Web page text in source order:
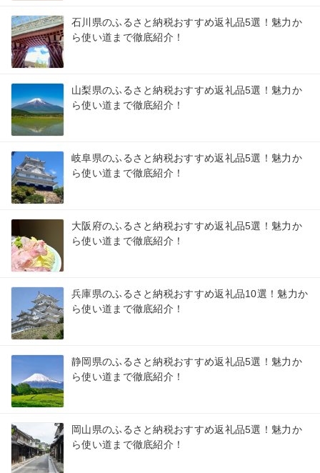
石川県のふるさと納税おすすめ返礼品5選！魅力か
ら使い道まで徹底紹介！
山梨県のふるさと納税おすすめ返礼品5選！魅力か
ら使い道まで徹底紹介！
岐阜県のふるさと納税おすすめ返礼品5選！魅力か
ら使い道まで徹底紹介！
大阪府のふるさと納税おすすめ返礼品5選！魅力か
ら使い道まで徹底紹介！
兵庫県のふるさと納税おすすめ返礼品10選！魅力か
ら使い道まで徹底紹介！
静岡県のふるさと納税おすすめ返礼品5選！魅力か
ら使い道まで徹底紹介！
岡山県のふるさと納税おすすめ返礼品5選！魅力か
ら使い道まで徹底紹介！